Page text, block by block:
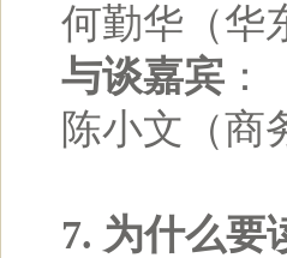
何勤华（华
与谈嘉宾 ：
陈小文（商
7. 为什么